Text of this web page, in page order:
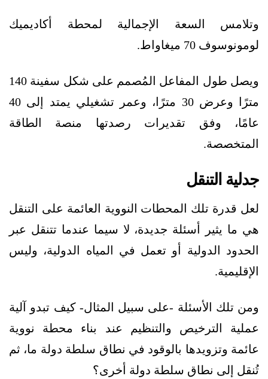
وتلامس السعة الإجمالية لمحطة أكاديميك
لومونوسوف 70 ميغاواط.
ويصل طول المفاعل المُصمم على شكل سفينة 140
مترًا وعرض 30 مترًا، وعمر تشغيلي يمتد إلى 40
عامًا، وفق تقديرات رصدتها منصة الطاقة
المتخصصة.
جدلية التنقل
لعل قدرة تلك المحطات النووية العائمة على التنقل
هي ما يثير أسئلة جديدة، لا سيما عندما تتنقل عبر
الحدود الدولية أو تعمل في المياه الدولية، وليس
الإقليمية.
ومن تلك الأسئلة -على سبيل المثال- كيف تبدو آلية
عملية الترخيص والتنظيم عند بناء محطة نووية
عائمة وتزويدها بالوقود في نطاق سلطة دولة ما، ثم
تُنقل إلى نطاق سلطة دولة أخرى؟